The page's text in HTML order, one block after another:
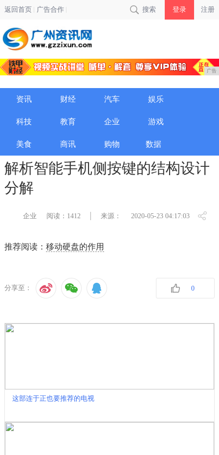
返回首页 广告合作 搜索 登录 注册
广告
资讯 财经 汽车 娱乐
科技 教育 企业 游戏
美食 商讯 购物 数据
解析智能手机侧按键的结构设计
分解
企业 阅读：1412 来源： 2020-05-23 04:17:03
推荐阅读： 移动硬盘的作用
分享至： 0
这部连于正也要推荐的电视